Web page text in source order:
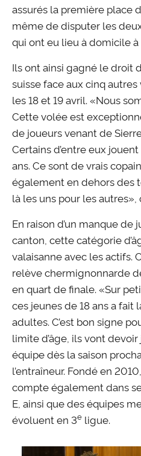
assurés la première place
même de disputer les
qui ont eu lieu à domicile
Ils ont ainsi gagné le droit
suisse face aux cinq
les 18 et 19 avril. «Nous
Cette volée est
de joueurs venant de
Certains d’entre eux
ans. Ce sont de vrais
également en dehors des
là les uns pour les
En raison d’un manque de
canton, cette catégorie
valaisanne avec les actifs.
relève chermignonnarde
en quart de finale. «Sur
ces jeunes de 18 ans a
adultes. C’est bon signe
limite d’âge, ils vont
équipe dès la saison
l’entraîneur. Fondé en
compte également dans
E, ainsi que des équipes
évoluent en 3e ligue.